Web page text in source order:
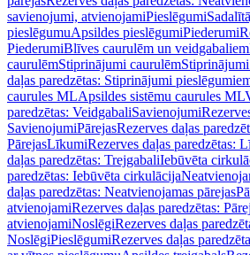
savienojumi, atvienojamiPieslēgumi
pieslēgumuApsildes pieslēgumiPiederumi
PiederumiBlīves caurulēm un veidgabaliem
caurulēmStiprinājumi caurulēm
daļas paredzētas: Stiprinājumi
caurules MLApsildes sistēmu caurules ML
paredzētas: VeidgabaliSavienojumi
SavienojumiPārejasRezerves daļas
PārejasLīkumiRezerves daļas paredzētas:
daļas paredzētas: TrejgabaliIebūvēta
paredzētas: Iebūvēta cirkulācija
daļas paredzētas: Neatvienojamas pārejas
atvienojamiRezerves daļas paredzētas:
atvienojamiNoslēgiRezerves daļas
NoslēgiPieslēgumiRezerves daļas